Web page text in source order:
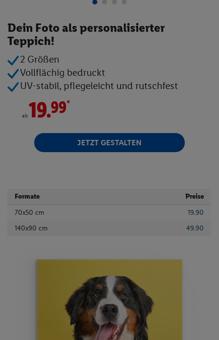
Angebote
Onlineshop
Filial-Angebote
Lidl Plus
Lidl Inspiration
Dein Foto als personalisierter
Teppich!
2 Größen
Vollflächig bedruckt
UV-stabil, pflegeleicht und rutschfest
ab19.99*
JETZT GESTALTEN
Formate
Preise
70x50 cm
19.90
140x90 cm
49.90